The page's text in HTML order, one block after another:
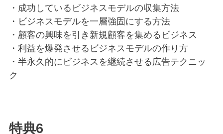
・成功しているビジネスモデルの収集方法
・ビジネスモデルを一層強固にする方法
・顧客の興味を引き新規顧客を集めるビジネス
・利益を爆発させるビジネスモデルの作り方
・半永久的にビジネスを継続させる広告テクニッ
ク
特典6